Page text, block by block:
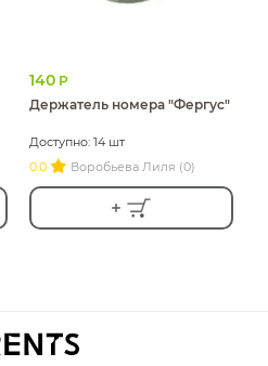
140 Р
Держатель номера "Фергус"
Доступно: 14 шт
0.0
Воробьева Лиля (0)